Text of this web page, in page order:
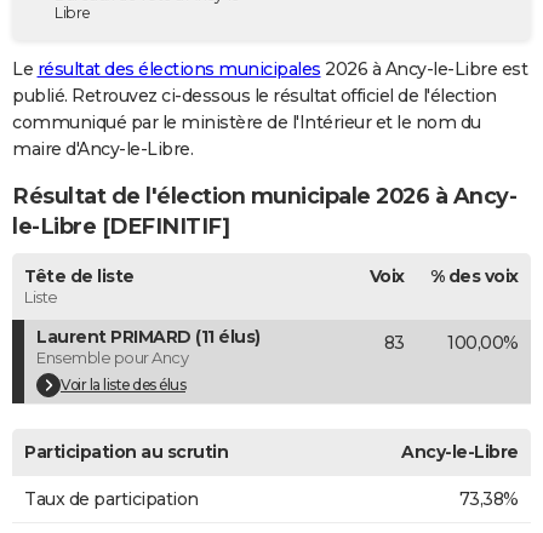
Destinations
City break
Voyage nature
Voyage de noces
Forum
GUIDES D'ACHAT
BONS PLANS
Carte de Noël
Carte Bonne année
Carte Saint-Valentin
Carte Pâques
Carte d'anniversaire
DICTIONNAIRE
Dictionnaire
Biographies
Citations
Expressions
Proverbes
PROGRAMME TV
COPAINS D'AVANT
S'inscrire
Se connecter
Lycées
Collèges
Primaires
Universités
Entreprises
Service militaire
Avis de recherche
AVIS DE DÉCÈS
Bricolage
Television
Libre
Le résultat des élections municipales 2026 à Ancy-le-Libre est
publié. Retrouvez ci-dessous le résultat officiel de l'élection
communiqué par le ministère de l'Intérieur et le nom du
maire d'Ancy-le-Libre.
Résultat de l'élection municipale 2026 à Ancy-
le-Libre [DEFINITIF]
Tête de liste
Liste
Voix % des voix
Laurent PRIMARD (11 élus)
Ensemble pour Ancy
Voir la liste des élus
83 100,00%
Participation au scrutin Ancy-le-Libre
Taux de participation 73,38%